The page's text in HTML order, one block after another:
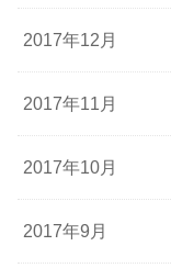
2017年12月
2017年11月
2017年10月
2017年9月